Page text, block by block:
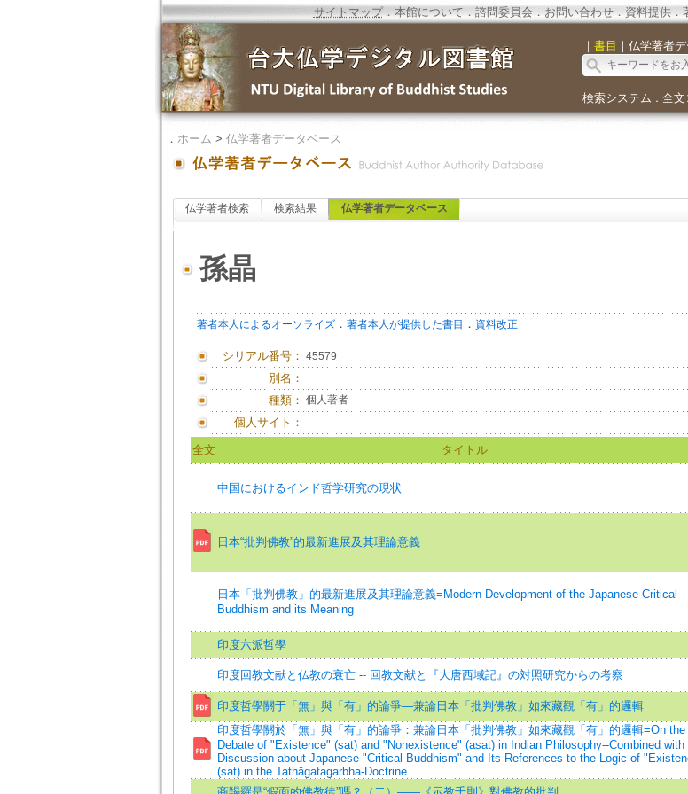
サイトマップ．本館について．諮問委員会． お問い合わせ． 資料提供．
｜ 書目 ｜ 仏学著者
検索システム ． 全文
． ホーム > 仏学著者データベース
仏学著者検索 検索結果 仏学著者データベース
孫晶
著者本人によるオーソライズ． 著者本人が提供した書目 ． 資料改正
シリアル番号： 45579
別名：
種類： 個人著者
個人サイト：
全文 タイトル
中国におけるインド哲学研究の現状
日本“批判佛教”的最新進展及其理論意義
日本「批判佛教」的最新進展及其理論意義=Modern Development of the Japanese Critical
Buddhism and its Meaning
印度六派哲學
印度回教文献と仏教の衰亡 -- 回教文献と『大唐西域記』の対照研究からの考察
印度哲學關于「無」與「有」的論爭—兼論日本「批判佛教」如來藏觀「有」的邏輯
印度哲學關於「無」與「有」的論爭：兼論日本「批判佛教」如來藏觀「有」的邏輯=On the
Debate of "Existence" (sat) and "Nonexistence" (asat) in Indian Philosophy--Combined with
Discussion about Japanese "Critical Buddhism" and Its References to the Logic of
(sat) in the Tathāgatagarbha-Doctrine